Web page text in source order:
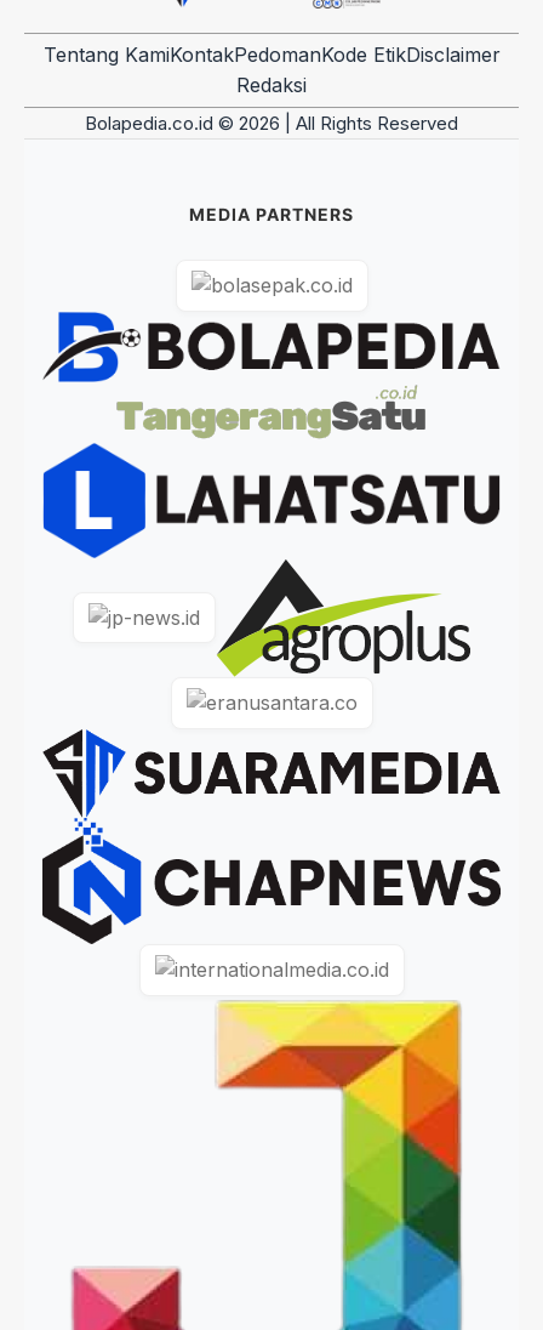
Tentang KamiKontakPedomanKode EtikDisclaimer
Redaksi
Bolapedia.co.id © 2026 | All Rights Reserved
MEDIA PARTNERS